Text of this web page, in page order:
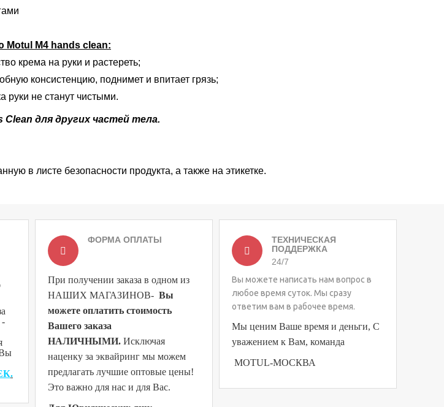
Motul M4 hands clean:
крема на руки и растереть;
консистенцию, поднимет и впитает грязь;
руки не станут чистыми.
Clean для других частей тела.
в листе безопасности продукта, а также на этикетке.
-
.
ФОРМА ОПЛАТЫ
При получении заказа в одном из
НАШИХ МАГАЗИНОВ- Вы
можете оплатить стоимость
Вашего заказа
НАЛИЧНЫМИ. Исключая
наценку за эквайринг мы можем
предлагать лучшие оптовые цены!
Это важно для нас и для Вас.
ТЕХНИЧЕСКАЯ
ПОДДЕРЖКА
24/7
Вы можете написать нам вопрос в
любое время суток. Мы сразу
ответим вам в рабочее время.
Мы ценим Ваше время и деньги, С
уважением к Вам, команда
MOTUL-МОСКВА